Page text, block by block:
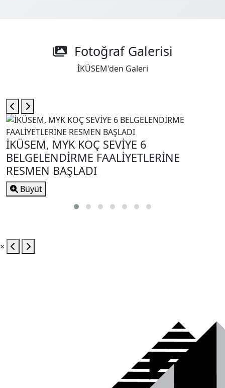
Fotoğraf Galerisi
İKÜSEM'den Galeri
İKÜSEM, MYK KOÇ SEVİYE 6
BELGELENDİRME FAALİYETLERİNE
RESMEN BAŞLADI
Büyüt
×